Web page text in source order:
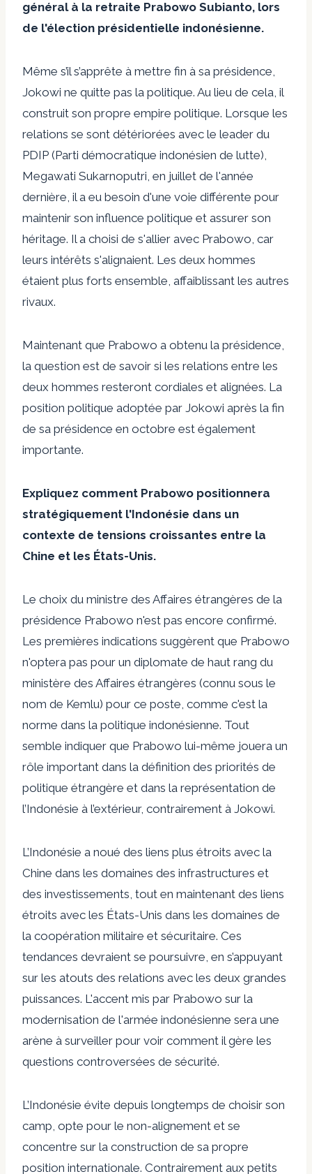
général à la retraite Prabowo Subianto, lors
de l'élection présidentielle indonésienne.
Même s’il s’apprête à mettre fin à sa présidence,
Jokowi ne quitte pas la politique. Au lieu de cela, il
construit son propre empire politique. Lorsque les
relations se sont détériorées avec le leader du
PDIP (Parti démocratique indonésien de lutte),
Megawati Sukarnoputri, en juillet de l'année
dernière, il a eu besoin d'une voie différente pour
maintenir son influence politique et assurer son
héritage. Il a choisi de s'allier avec Prabowo, car
leurs intérêts s'alignaient. Les deux hommes
étaient plus forts ensemble, affaiblissant les autres
rivaux.
Maintenant que Prabowo a obtenu la présidence,
la question est de savoir si les relations entre les
deux hommes resteront cordiales et alignées. La
position politique adoptée par Jokowi après la fin
de sa présidence en octobre est également
importante.
Expliquez comment Prabowo positionnera
stratégiquement l'Indonésie dans un
contexte de tensions croissantes entre la
Chine et les États-Unis.
Le choix du ministre des Affaires étrangères de la
présidence Prabowo n'est pas encore confirmé.
Les premières indications suggèrent que Prabowo
n'optera pas pour un diplomate de haut rang du
ministère des Affaires étrangères (connu sous le
nom de Kemlu) pour ce poste, comme c'est la
norme dans la politique indonésienne. Tout
semble indiquer que Prabowo lui-même jouera un
rôle important dans la définition des priorités de
politique étrangère et dans la représentation de
l’Indonésie à l’extérieur, contrairement à Jokowi.
L’Indonésie a noué des liens plus étroits avec la
Chine dans les domaines des infrastructures et
des investissements, tout en maintenant des liens
étroits avec les États-Unis dans les domaines de
la coopération militaire et sécuritaire. Ces
tendances devraient se poursuivre, en s’appuyant
sur les atouts des relations avec les deux grandes
puissances. L'accent mis par Prabowo sur la
modernisation de l'armée indonésienne sera une
arène à surveiller pour voir comment il gère les
questions controversées de sécurité.
L’Indonésie évite depuis longtemps de choisir son
camp, opte pour le non-alignement et se
concentre sur la construction de sa propre
position internationale. Contrairement aux petits